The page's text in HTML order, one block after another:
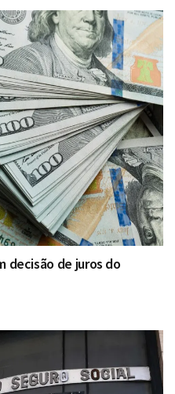
decisão de juros do